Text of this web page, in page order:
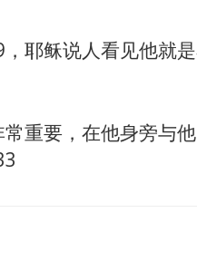
耶稣说人看见他就是
重要，在他身旁与